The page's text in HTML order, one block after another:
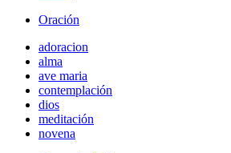
Oración
adoracion
alma
ave maria
contemplación
dios
meditación
novena